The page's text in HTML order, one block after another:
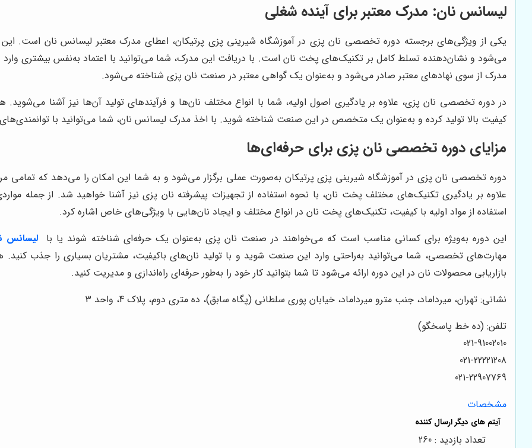
لیسانس نان: مدرک معتبر برای آینده شغلی
یکی از ویژگی‌های برجسته دوره تخصصی نان پزی در آموزشگاه شیرینی پزی پرتیکان، اعطای مدرک معتبر لیسانس نان است. این
می‌شود و نشان‌دهنده تسلط کامل بر تکنیک‌های پخت نان است. با دریافت این مدرک، شما می‌توانید با اعتماد به‌نفس بیشتری وارد
مدرک از سوی نهادهای معتبر صادر می‌شود و به‌عنوان یک گواهی معتبر در صنعت نان پزی شناخته می‌شود.
در دوره تخصصی نان پزی، علاوه بر یادگیری اصول اولیه، شما با انواع مختلف نان‌ها و فرآیندهای تولید آن‌ها نیز آشنا
کیفیت بالا تولید کرده و به‌عنوان یک متخصص در این صنعت شناخته شوید. با اخذ مدرک لیسانس نان، شما می‌توانید با
مزایای دوره تخصصی نان پزی برای حرفه‌ای‌ها
دوره تخصصی نان پزی در آموزشگاه شیرینی پزی پرتیکان به‌صورت عملی برگزار می‌شود و به شما این امکان را می‌دهد که تمامی
علاوه بر یادگیری تکنیک‌های مختلف پخت نان، با نحوه استفاده از تجهیزات پیشرفته نان پزی نیز آشنا خواهید شد. از جمله
استفاده از مواد اولیه با کیفیت، تکنیک‌های پخت نان در انواع مختلف و ایجاد نان‌هایی با ویژگی‌های خاص اشاره کرد.
این دوره به‌ویژه برای کسانی مناسب است که می‌خواهند در صنعت نان پزی به‌عنوان یک حرفه‌ای شناخته شوند یا با لیسانس
مهارت‌های تخصصی، شما می‌توانید به‌راحتی وارد این صنعت شوید و با تولید نان‌های باکیفیت، مشتریان بسیاری را جذب
بازاریابی محصولات نان در این دوره ارائه می‌شود تا شما بتوانید کار خود را به‌طور حرفه‌ای راه‌اندازی و مدیریت کنید.
نشانی: تهران، میرداماد، جنب مترو میرداماد، خیابان پوری سلطانی (پگاه سابق)، ده متری دوم، پلاک 4، واحد 3
تلفن: (ده خط پاسخگو)
021-91002010
021-22221208
021-22907769
مشخصات
تعداد بازدید : 260